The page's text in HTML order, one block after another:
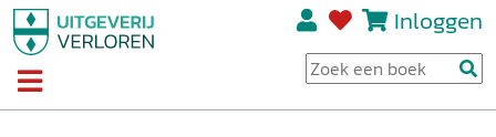
Inloggen